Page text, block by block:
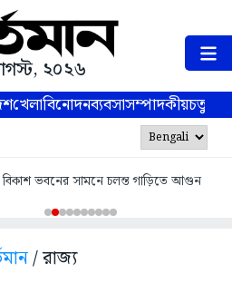
২০২৬
খেলাবিনোদনব্যবসাসম্পাদকীয়
ভবনের সামনে চলন্ত গাড়িতে আগুন
/ রাজ্য